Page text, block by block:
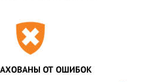
ОТ ОШИБОК